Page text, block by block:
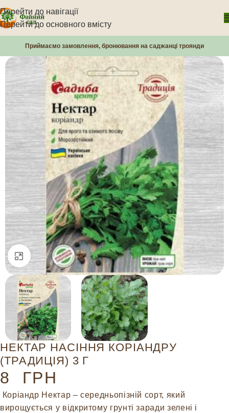
Перейти до навігації
Перейти до основного вмісту
Приймаємо замовлення, бронювання на саджанці троянди
Натисніть, щоб збільшити
НЕКТАР НАСІННЯ КОРІАНДРУ
(ТРАДИЦІЯ) 3 Г
8 ГРН
Коріандр Нектар – середньопізній сорт, який
вирощується у відкритому грунті заради зелені і